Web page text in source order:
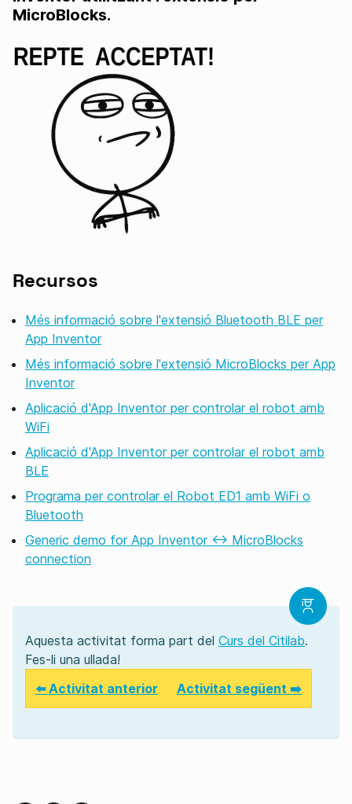
MicroBlocks.
Recursos
Més informació sobre l'extensió Bluetooth BLE per
App Inventor
Més informació sobre l'extensió MicroBlocks per App
Inventor
Aplicació d'App Inventor per controlar el robot amb
WiFi
Aplicació d'App Inventor per controlar el robot amb
BLE
Programa per controlar el Robot ED1 amb WiFi o
Bluetooth
Generic demo for App Inventor <-> MicroBlocks
connection
Aquesta activitat forma part del Curs del Citilab.
Fes-li una ullada!
⬅️ Activitat anterior
Activitat següent ➡️